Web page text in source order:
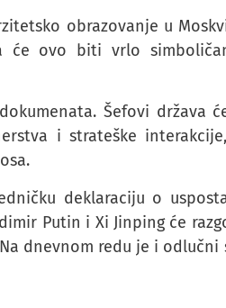
obrazovanje u
će ovo biti vrlo
Šefovi država
i strateške
deklaraciju o
Putin i Xi Jinping će
dnevnom redu je i